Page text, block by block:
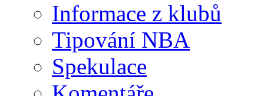
Informace z klubů
Tipování NBA
Spekulace